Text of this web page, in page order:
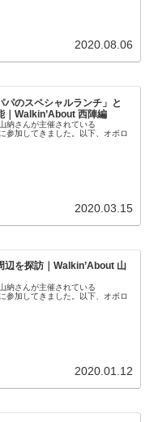
2020.08.06
パのスペシャルランチ」と
｜Walkin’About 西陣編
納さんが主催されている
参加してきました。以下、オボロ
2020.03.15
辺を探訪｜Walkin’About 山
納さんが主催されている
参加してきました。以下、オボロ
2020.01.12